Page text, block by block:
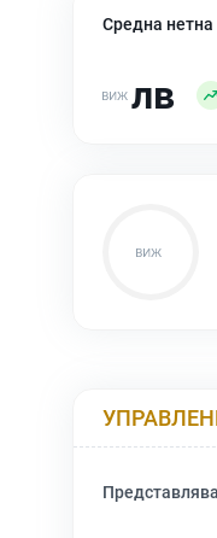
Средна нетна
лв